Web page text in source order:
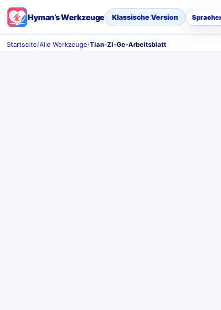
Hyman’s Werkzeuge Klassische Version
Startseite/Alle Werkzeuge/Tian-Zi-Ge-Arbeitsblatt